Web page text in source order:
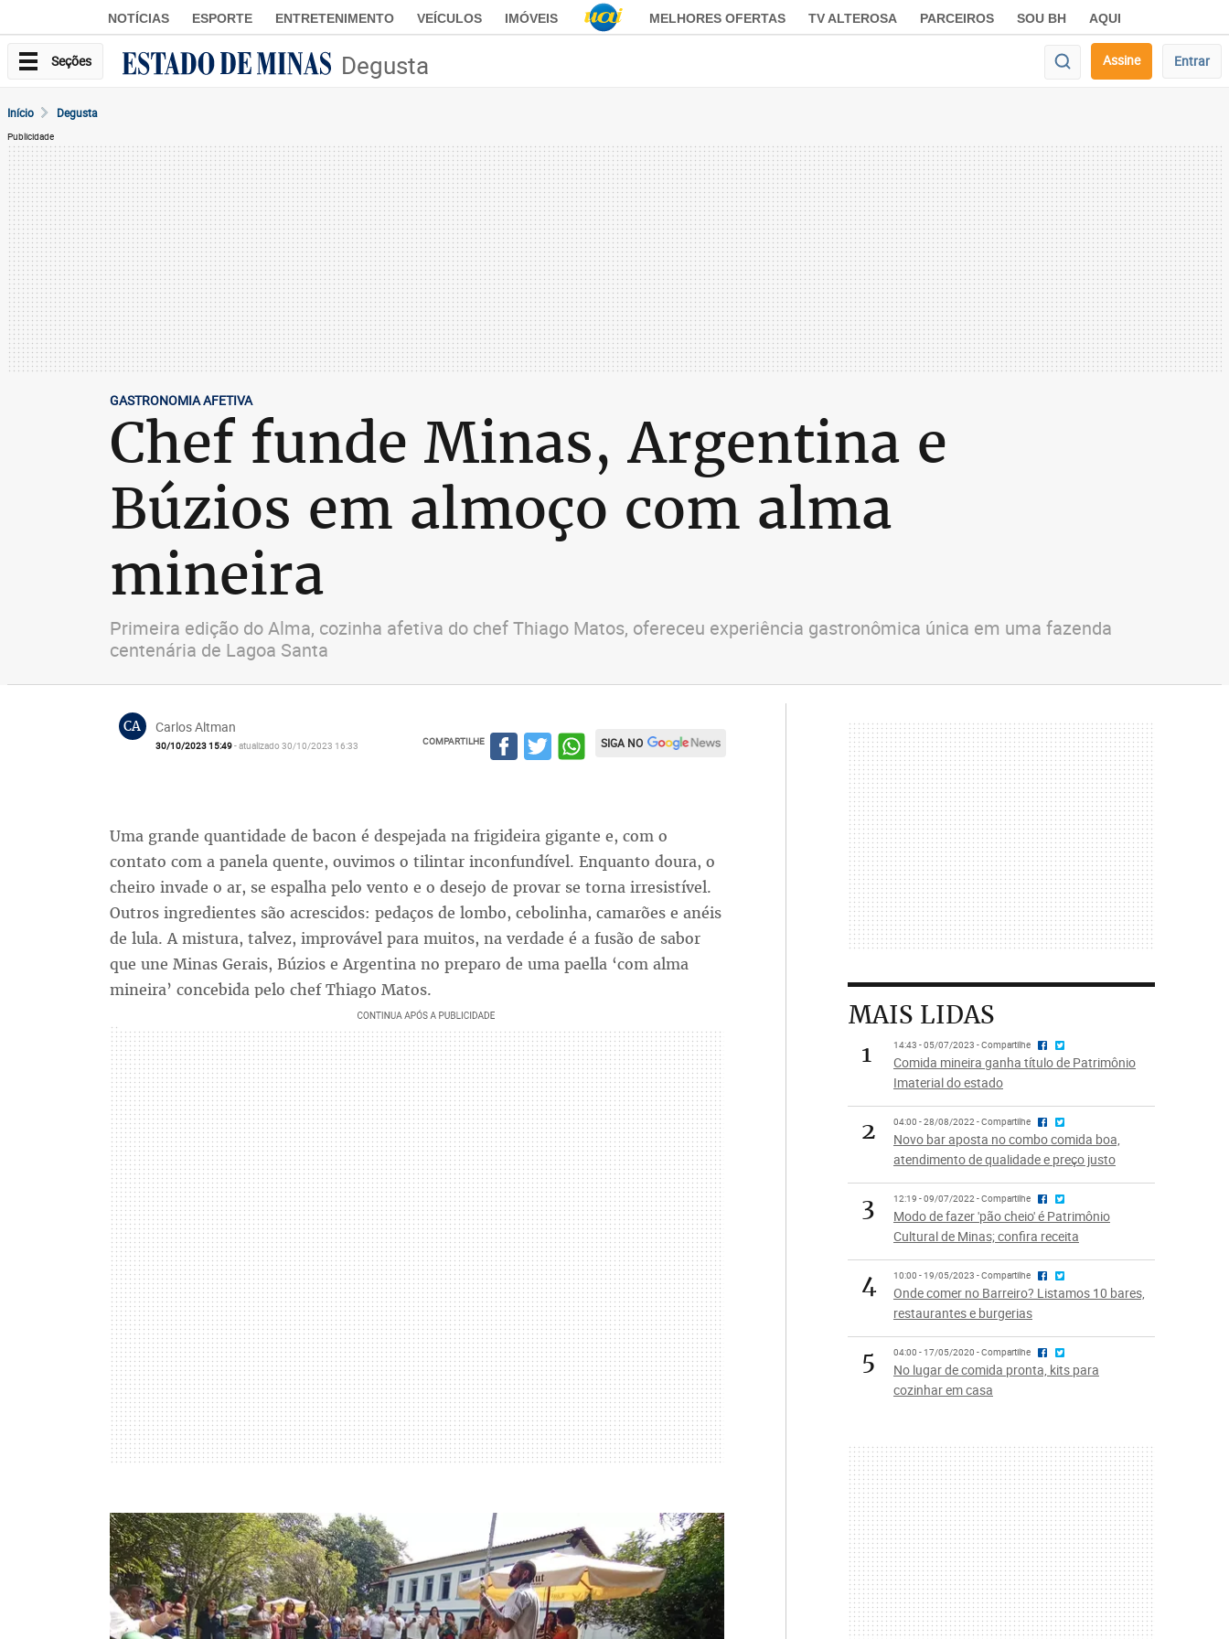
NOTÍCIAS ESPORTE ENTRETENIMENTO VEÍCULOS IMÓVEIS MELHORES OFERTAS TV ALTEROSA PARCEIROS SOU BH AQUI
Seções Degusta Assine Entrar
Início Degusta
Publicidade
GASTRONOMIA AFETIVA
Chef funde Minas, Argentina e
Búzios em almoço com alma
mineira
Primeira edição do Alma, cozinha afetiva do chef Thiago Matos, ofereceu experiência gastronômica única em uma fazenda
centenária de Lagoa Santa
CA Carlos Altman
30/10/2023 15:49- atualizado 30/10/2023 16:33 COMPARTILHE SIGA NO
Uma grande quantidade de bacon é despejada na frigideira gigante e, com o
contato com a panela quente, ouvimos o tilintar inconfundível. Enquanto doura, o
cheiro invade o ar, se espalha pelo vento e o desejo de provar se torna irresistível.
Outros ingredientes são acrescidos: pedaços de lombo, cebolinha, camarões e anéis
de lula. A mistura, talvez, improvável para muitos, na verdade é a fusão de sabor
que une Minas Gerais, Búzios e Argentina no preparo de uma paella ‘com alma
mineira’ concebida pelo chef Thiago Matos.
MAIS LIDAS
1
14:43 - 05/07/2023 - Compartilhe
Comida mineira ganha título de Patrimônio
Imaterial do estado
2 04:00 - 28/08/2022 - Compartilhe
Novo bar aposta no combo comida boa,
atendimento de qualidade e preço justo
3 12:19 - 09/07/2022 - Compartilhe
Modo de fazer 'pão cheio' é Patrimônio
Cultural de Minas; confira receita
4 10:00 - 19/05/2023 - Compartilhe
Onde comer no Barreiro? Listamos 10 bares,
restaurantes e burgerias
5 04:00 - 17/05/2020 - Compartilhe
No lugar de comida pronta, kits para
cozinhar em casa